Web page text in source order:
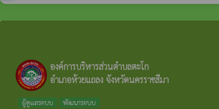
องค์การบริหารส่วนตำบลตะโก
อำเภอห้วยแถลง จังหวัดนครราชสีมา
ผู้ดูแลระบบ พัฒนาระบบ